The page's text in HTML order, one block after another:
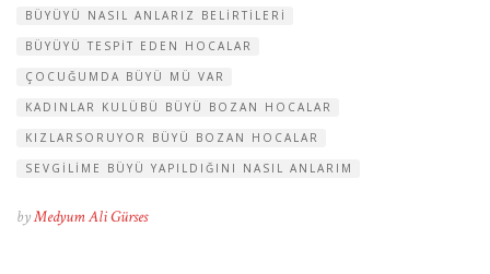
BÜYÜYÜ NASIL ANLARIZ BELIRTILERI
BÜYÜYÜ TESPIT EDEN HOCALAR
ÇOCUĞUMDA BÜYÜ MÜ VAR
KADINLAR KULÜBÜ BÜYÜ BOZAN HOCALAR
KIZLARSORUYOR BÜYÜ BOZAN HOCALAR
SEVGILIME BÜYÜ YAPILDIĞINI NASIL ANLARIM
byMedyum Ali Gürses